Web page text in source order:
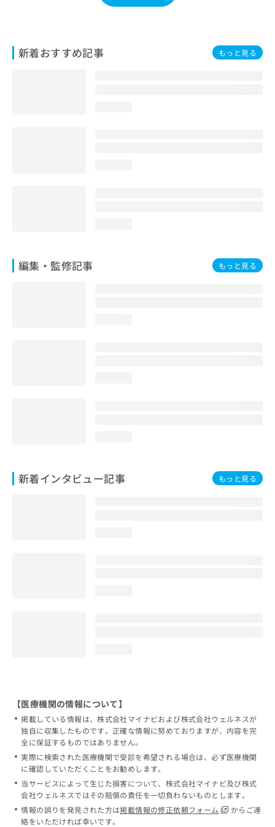
新着おすすめ記事 もっと見る
編集・監修記事 もっと見る
新着インタビュー記事 もっと見る
合
わ
【医療機関の情報について】
掲載している情報は、株式会社マイナビおよび株式会社ウェルネスが
独自に収集したものです。正確な情報に努めておりますが、内容を完
全に保証するものではありません。
実際に検索された医療機関で受診を希望される場合は、必ず医療機関
に確認していただくことをお勧めします。
当サービスによって生じた損害について、株式会社マイナビ及び株式
会社ウェルネスではその賠償の責任を一切負わないものとします。
情報の誤りを発見された方は掲載情報の修正依頼フォーム
からご連
絡をいただければ幸いです。